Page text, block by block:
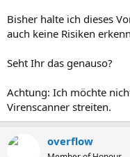
Bisher halte ich dieses
auch keine Risiken
Seht Ihr das genauso?
Achtung: Ich möchte
Virenscanner streiten.
overflow